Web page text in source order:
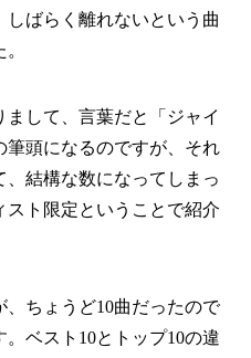
ばらく離れないという曲
して、言葉だと「ジャイ
筆頭になるのですが、それ
結構な数になってしまっ
ト限定ということで紹介
ちょうど10曲だったので
。ベスト10とトップ10の違